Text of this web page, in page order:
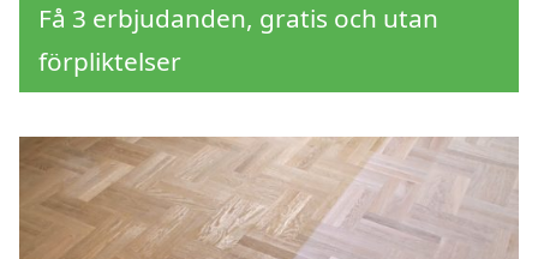
Få 3 erbjudanden, gratis och utan
förpliktelser